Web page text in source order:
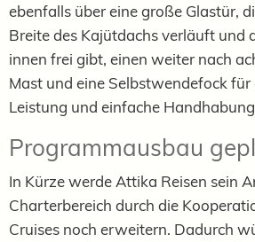
ebenfalls über eine große Glastür,
Breite des Kajütdachs verläuft und
innen frei gibt, einen weiter nach
Mast und eine Selbstwendefock
Leistung und einfache
Programmausbau
In Kürze werde Attika Reisen sein
Charterbereich durch die
Cruises noch erweitern. Dadurch